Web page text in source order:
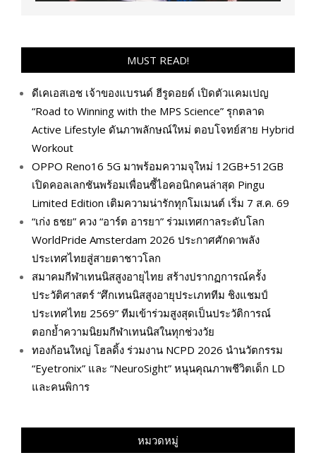
MUST READ!
ดีเคเอสเอช เจ้าของแบรนด์ ฮีรูดอยด์ เปิดตัวแคมเปญ
“Road to Winning with the MPS Science” รุกตลาด
Active Lifestyle ดันภาพลักษณ์ใหม่ ตอบโจทย์สาย Hybrid
Workout
OPPO Reno16 5G มาพร้อมความจุใหม่ 12GB+512GB
เปิดคอลเลกชันพร้อมเพื่อนซี้ไอคอนิกคนล่าสุด Pingu
Limited Edition เติมความน่ารักทุกโมเมนต์ เริ่ม 7 ส.ค. 69
“เก่ง ธชย” ควง “อาร์ต อารยา” ร่วมเทศกาลระดับโลก
WorldPride Amsterdam 2026 ประกาศศักดาพลัง
ประเทศไทยสู่สายตาชาวโลก
สมาคมกีฬาเทนนิสสูงอายุไทย สร้างปรากฏการณ์ครั้ง
ประวัติศาสตร์ “ศึกเทนนิสสูงอายุประเภททีม ชิงแชมป์
ประเทศไทย 2569” ทีมเข้าร่วมสูงสุดเป็นประวัติการณ์
ตอกย้ำความนิยมกีฬาเทนนิสในทุกช่วงวัย
ทองก้อนใหญ่ โฮลดิ้ง ร่วมงาน NCPD 2026 นำนวัตกรรม
“Eyetronix” และ “NeuroSight” หนุนคุณภาพชีวิตเด็ก LD
และคนพิการ
หมวดหมู่